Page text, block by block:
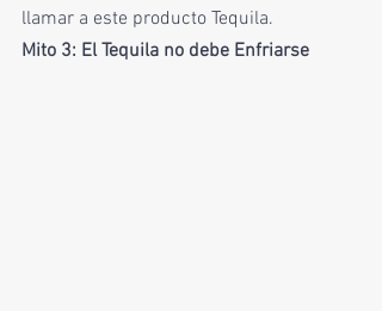
llamar a este producto Tequila.
Mito 3: El Tequila no debe Enfriarse